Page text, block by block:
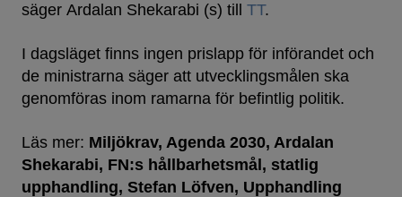
säger Ardalan Shekarabi (s) till TT.
I dagsläget finns ingen prislapp för införandet och
de ministrarna säger att utvecklingsmålen ska
genomföras inom ramarna för befintlig politik.
Läs mer: Miljökrav Agenda 2030 Ardalan
Shekarabi FN:s hållbarhetsmål
statlig
upphandling Stefan Löfven Upphandling